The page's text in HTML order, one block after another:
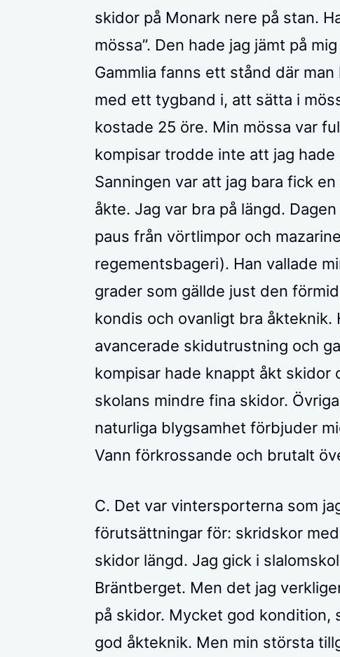
skidor på Monark nere på stan.
mössa”. Den hade jag jämt på
Gammlia fanns ett stånd där
med ett tygband i, att sätta i
kostade 25 öre. Min mössa var
kompisar trodde inte att jag hade
Sanningen var att jag bara fick
åkte. Jag var bra på längd.
paus från vörtlimpor och
regementsbageri). Han vallade
grader som gällde just den
kondis och ovanligt bra åkteknik.
avancerade skidutrustning och
kompisar hade knappt åkt skidor
skolans mindre fina skidor.
naturliga blygsamhet förbjuder
Vann förkrossande och brutalt
C. Det var vintersporterna som
förutsättningar för: skridskor
skidor längd. Jag gick i
Bräntberget. Men det jag
på skidor. Mycket god kondition,
god åkteknik. Men min största